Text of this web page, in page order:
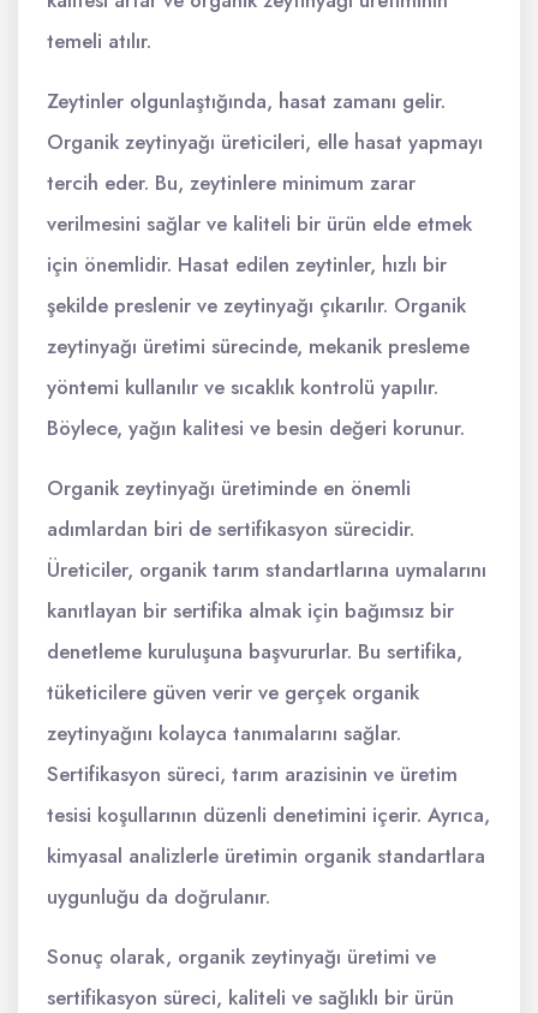
temeli atılır.
Zeytinler olgunlaştığında, hasat zamanı gelir.
Organik zeytinyağı üreticileri, elle hasat yapmayı
tercih eder. Bu, zeytinlere minimum zarar
verilmesini sağlar ve kaliteli bir ürün elde etmek
için önemlidir. Hasat edilen zeytinler, hızlı bir
şekilde preslenir ve zeytinyağı çıkarılır. Organik
zeytinyağı üretimi sürecinde, mekanik presleme
yöntemi kullanılır ve sıcaklık kontrolü yapılır.
Böylece, yağın kalitesi ve besin değeri korunur.
Organik zeytinyağı üretiminde en önemli
adımlardan biri de sertifikasyon sürecidir.
Üreticiler, organik tarım standartlarına uymalarını
kanıtlayan bir sertifika almak için bağımsız bir
denetleme kuruluşuna başvururlar. Bu sertifika,
tüketicilere güven verir ve gerçek organik
zeytinyağını kolayca tanımalarını sağlar.
Sertifikasyon süreci, tarım arazisinin ve üretim
tesisi koşullarının düzenli denetimini içerir. Ayrıca,
kimyasal analizlerle üretimin organik standartlara
uygunluğu da doğrulanır.
Sonuç olarak, organik zeytinyağı üretimi ve
sertifikasyon süreci, kaliteli ve sağlıklı bir ürün